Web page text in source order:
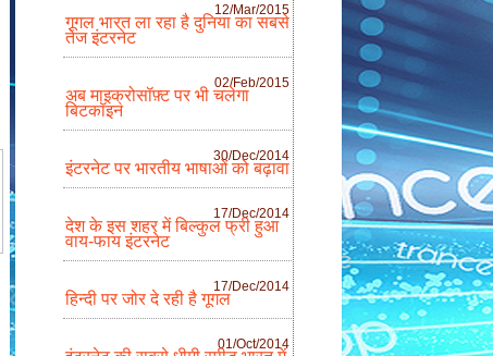
12/Mar/2015
गूगल भारत ला रहा है दुनिया का सबसे
तेज इंटरनेट
02/Feb/2015
अब माइक्रोसॉफ़्ट पर भी चलेगा
बिटकॉइन
30/Dec/2014
इंटरनेट पर भारतीय भाषाओं को बढ़ावा
17/Dec/2014
देश के इस शहर में बिल्कुल फ्री हुआ
वाय-फाय इंटरनेट
17/Dec/2014
हिन्दी पर जोर दे रही है गूगल
01/Oct/2014